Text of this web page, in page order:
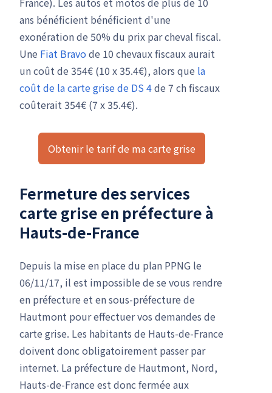
ans bénéficient bénéficient d'une
exonération de 50% du prix par cheval fiscal.
Une Fiat Bravode 10 chevaux fiscaux aurait
un coût de 354€ (10 x 35.4€), alors que la
coût de la carte grise de DS 4de 7 ch fiscaux
coûterait 354€ (7 x 35.4€).
Obtenir le tarif de ma carte grise
Fermeture des services
carte grise en préfecture à
Hauts-de-France
Depuis la mise en place du plan PPNG le
06/11/17, il est impossible de se vous rendre
en préfecture et en sous-préfecture de
Hautmont pour effectuer vos demandes de
carte grise. Les habitants de Hauts-de-France
doivent donc obligatoirement passer par
internet. La préfecture de Hautmont, Nord,
Hauts-de-France est donc fermée aux